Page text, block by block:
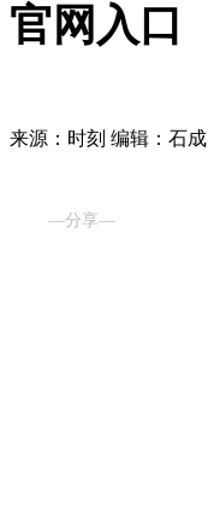
官网入口
来源：时刻 编辑：石成
—分享—